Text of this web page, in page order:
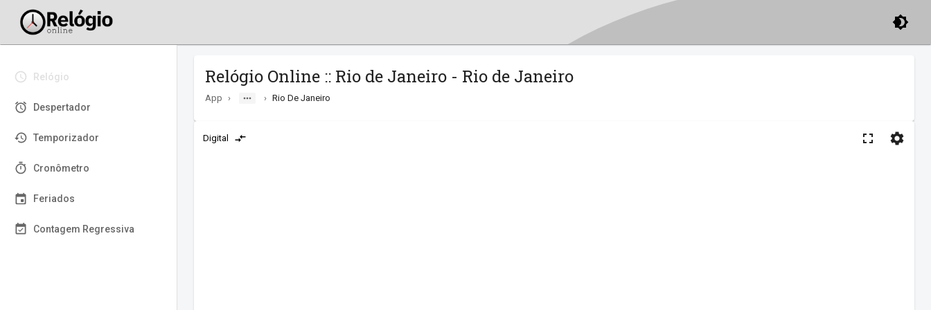
Relógio
Despertador
Temporizador
Cronômetro
Feriados
Contagem Regressiva
Relógio Online :: Rio de Janeiro - Rio de Janeiro
App › › Rio De Janeiro
Digital